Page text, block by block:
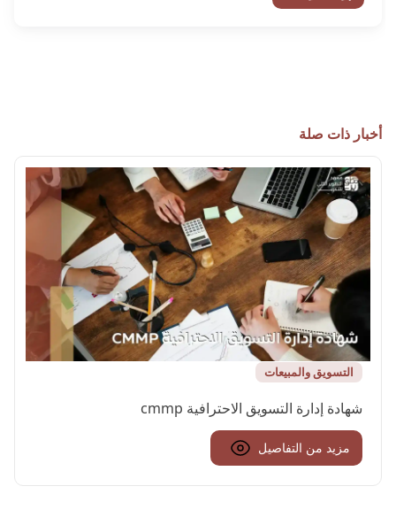
أخبار ذات صلة
التسويق والمبيعات
شهادة إدارة التسويق الاحترافية cmmp
مزيد من التفاصيل